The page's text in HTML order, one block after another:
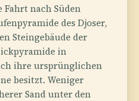
nach Süden
des Djoser,
Steingebäude der
in
ihre ursprünglichen
besitzt. Weniger
Sand unter den